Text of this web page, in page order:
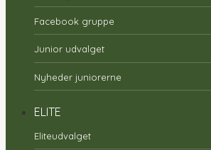
Facebook gruppe
Junior udvalget
Nyheder juniorerne
ELITE
Eliteudvalget